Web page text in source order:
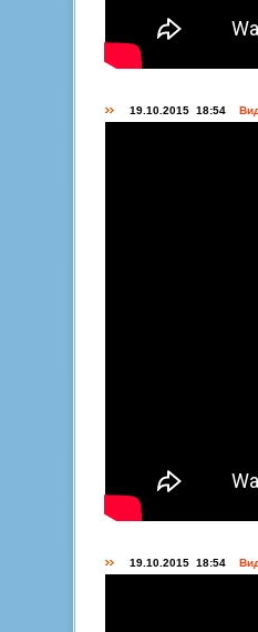
19.10.2015 18:54
19.10.2015 18:54